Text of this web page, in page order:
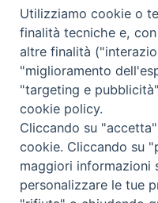
Scrivici
Copyright ©
Trentina Editrice
Privacy Policy
Utilizziamo cookie o
finalità tecniche e,
altre finalità
"miglioramento
"targeting e
cookie policy.
Cliccando su
cookie. Cliccando su
maggiori informazioni
personalizzare le tue